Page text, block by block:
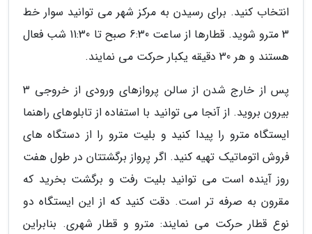
انتخاب کنید. برای رسیدن به مرکز شهر می توانید سوار خط
3 مترو شوید. قطارها از ساعت 6:30 صبح تا 11:30 شب فعال
هستند و هر 30 دقیقه یکبار حرکت می نمایند.
پس از خارج شدن از سالن پروازهای ورودی از خروجی 3
بیرون بروید. از آنجا می توانید با استفاده از تابلوهای راهنما
ایستگاه مترو را پیدا کنید و بلیت مترو را از دستگاه های
فروش اتوماتیک تهیه کنید. اگر پرواز برگشتتان در طول هفت
روز آینده است می توانید بلیت رفت و برگشت بخرید که
مقرون به صرفه تر است. دقت کنید که از این ایستگاه دو
نوع قطار حرکت می نمایند: مترو و قطار شهری. بنابراین